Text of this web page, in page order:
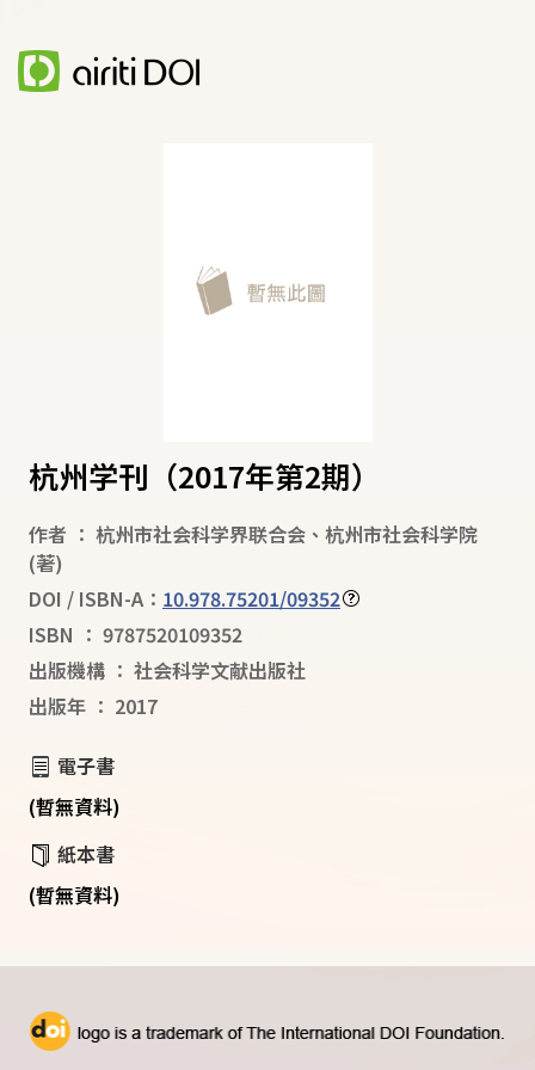
杭州学刊（2017年第2期）
作者 ： 杭州市社会科学界联合会 、 杭州市社会科学院
(著)
DOI / ISBN-A： 10.978.75201/09352
ISBN ： 9787520109352
出版機構 ： 社会科学文献出版社
出版年 ： 2017
電子書
(暫無資料)
紙本書
(暫無資料)